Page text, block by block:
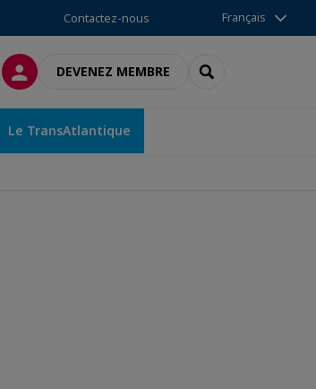
Contactez-nous Français
CONNEXIONDEVENEZ MEMBRE RECHERCHER
Le TransAtlantique